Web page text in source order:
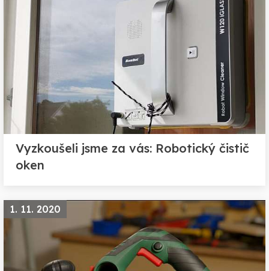
Vyzkoušeli jsme za vás: Robotický čistič
oken
1. 11. 2020